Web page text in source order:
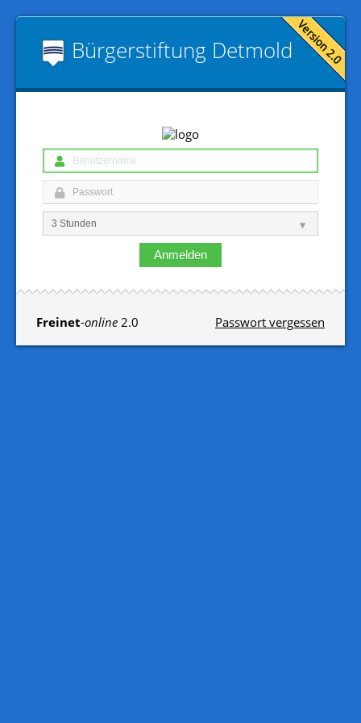
Bürgerstiftung Detmold
Anmelden
Passwort vergessen
Freinet-online 2.0